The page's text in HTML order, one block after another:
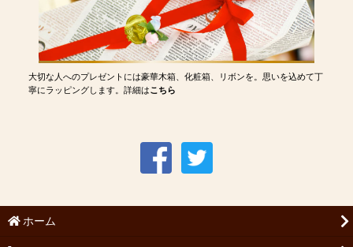
大切な人へのプレゼントには豪華木箱、化粧箱、リボンを。思いを込めて丁
寧にラッピングします。詳細はこちら
ホーム